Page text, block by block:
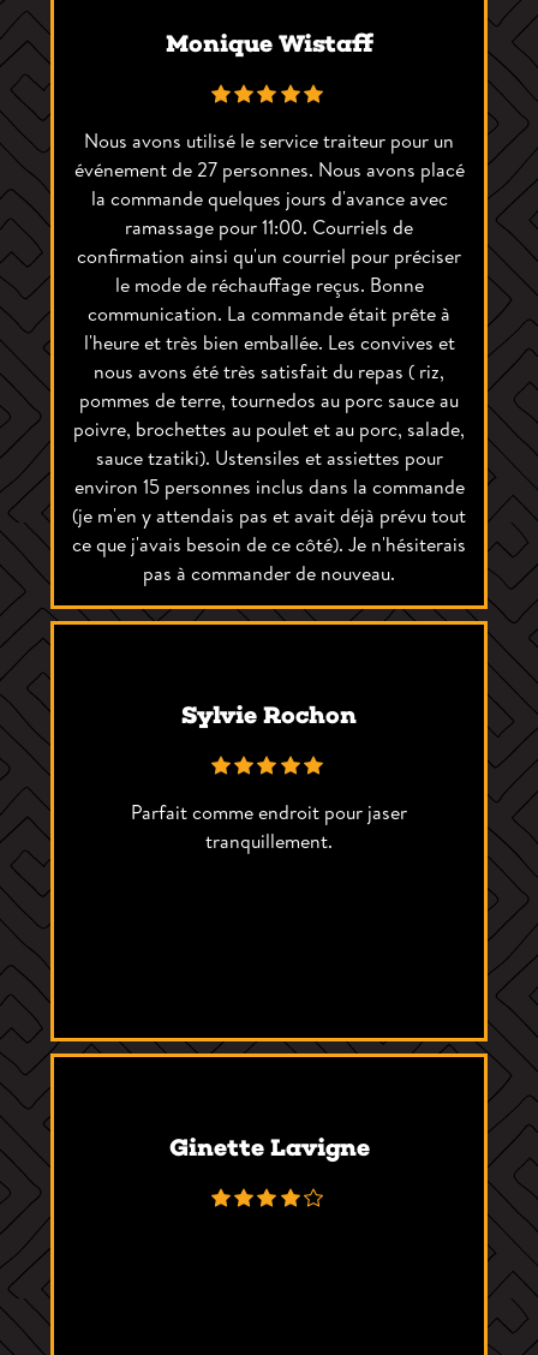
Monique Wistaff
Nous avons utilisé le service traiteur pour un
événement de 27 personnes. Nous avons placé
la commande quelques jours d'avance avec
ramassage pour 11:00. Courriels de
confirmation ainsi qu'un courriel pour préciser
le mode de réchauffage reçus. Bonne
communication. La commande était prête à
l'heure et très bien emballée. Les convives et
nous avons été très satisfait du repas ( riz,
pommes de terre, tournedos au porc sauce au
poivre, brochettes au poulet et au porc, salade,
sauce tzatiki). Ustensiles et assiettes pour
environ 15 personnes inclus dans la commande
(je m'en y attendais pas et avait déjà prévu tout
ce que j'avais besoin de ce côté). Je n'hésiterais
pas à commander de nouveau.
Sylvie Rochon
Parfait comme endroit pour jaser
tranquillement.
Ginette Lavigne